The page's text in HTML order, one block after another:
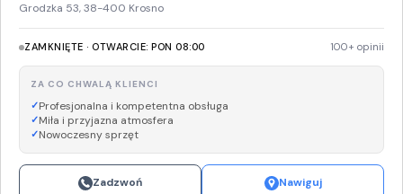
Grodzka 53, 38-400 Krosno
ZAMKNIĘTE · OTWARCIE: PON 08:00 100+ opinii
ZA CO CHWALĄ KLIENCI
Profesjonalna i kompetentna obsługa
Miła i przyjazna atmosfera
Nowoczesny sprzęt
Zadzwoń Nawiguj